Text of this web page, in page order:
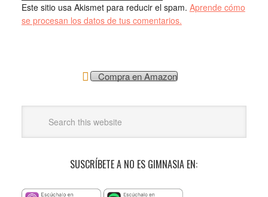
Este sitio usa Akismet para reducir el spam. Aprende cómo
se procesan los datos de tus comentarios.
Compra en Amazon
SUSCRÍBETE A NO ES GIMNASIA EN: